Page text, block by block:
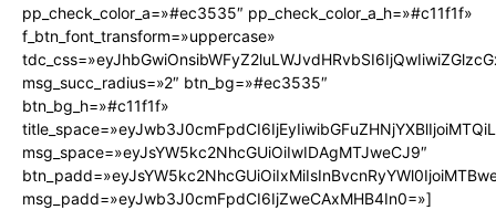
pp_check_color_a=»#ec3535″ pp_check_color_a_h=»#c11f1f»
f_btn_font_transform=»uppercase»
msg_succ_radius=»2″ btn_bg=»#ec3535″
btn_bg_h=»#c11f1f»
msg_space=»eyJsYW5kc2NhcGUiOiIwIDAgMTJweCJ9″
msg_padd=»eyJwb3J0cmFpdCI6IjZweCAxMHB4In0=»]